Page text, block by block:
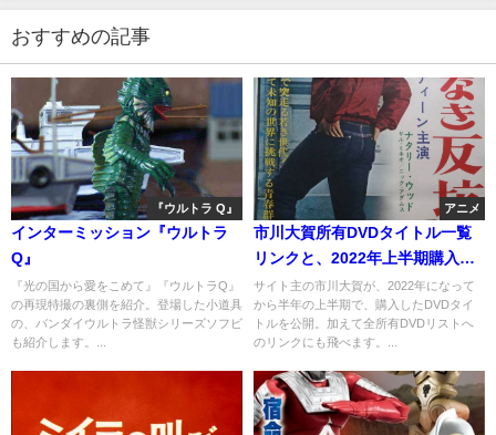
おすすめの記事
『ウルトラ Q』
インターミッション『ウルトラ
Q』
『光の国から愛をこめて』『ウルトラQ』
の再現特撮の裏側を紹介。登場した小道具
の、バンダイウルトラ怪獣シリーズソフビ
も紹介します。...
アニメ
市川大賀所有DVDタイトル一覧
リンクと、2022年上半期購入リ
スト
サイト主の市川大賀が、2022年になって
から半年の上半期で、購入したDVDタイ
トルを公開。加えて全所有DVDリストへ
のリンクにも飛べます。...